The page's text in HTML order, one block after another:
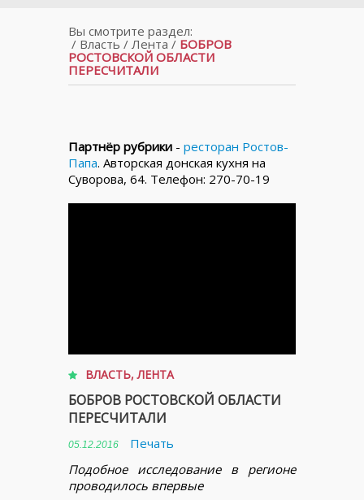
Вы смотрите раздел:
/ Власть / Лента / БОБРОВ
РОСТОВСКОЙ ОБЛАСТИ
ПЕРЕСЧИТАЛИ
Партнёр рубрики - ресторан Ростов-
Папа. Авторская донская кухня на
Суворова, 64. Телефон: 270-70-19
ВЛАСТЬ,ЛЕНТА
БОБРОВ РОСТОВСКОЙ ОБЛАСТИ
ПЕРЕСЧИТАЛИ
05.12.2016
Печать
Подобное исследование в регионе
проводилось впервые